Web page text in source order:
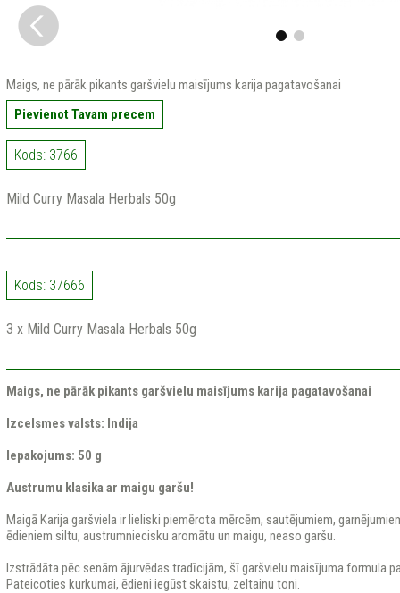
Maigs, ne pārāk pikants garšvielu maisījums karija pagatavošanai
Pievienot Tavam precem
Kods: 3766
Mild Curry Masala Herbals 50g
Kods: 37666
3 x Mild Curry Masala Herbals 50g
Maigs, ne pārāk pikants garšvielu maisījums karija pagatavošanai
Izcelsmes valsts: Indija
Iepakojums: 50 g
Austrumu klasika ar maigu garšu!
Maigā Karija garšviela ir lieliski piemērota mērcēm, sautējumiem,
ēdieniem siltu, austrumniecisku aromātu un maigu, neaso garšu.
Izstrādāta pēc senām ājurvēdas tradīcijām, šī garšvielu maisījuma formula
Pateicoties kurkumai, ēdieni iegūst skaistu, zeltainu toni.